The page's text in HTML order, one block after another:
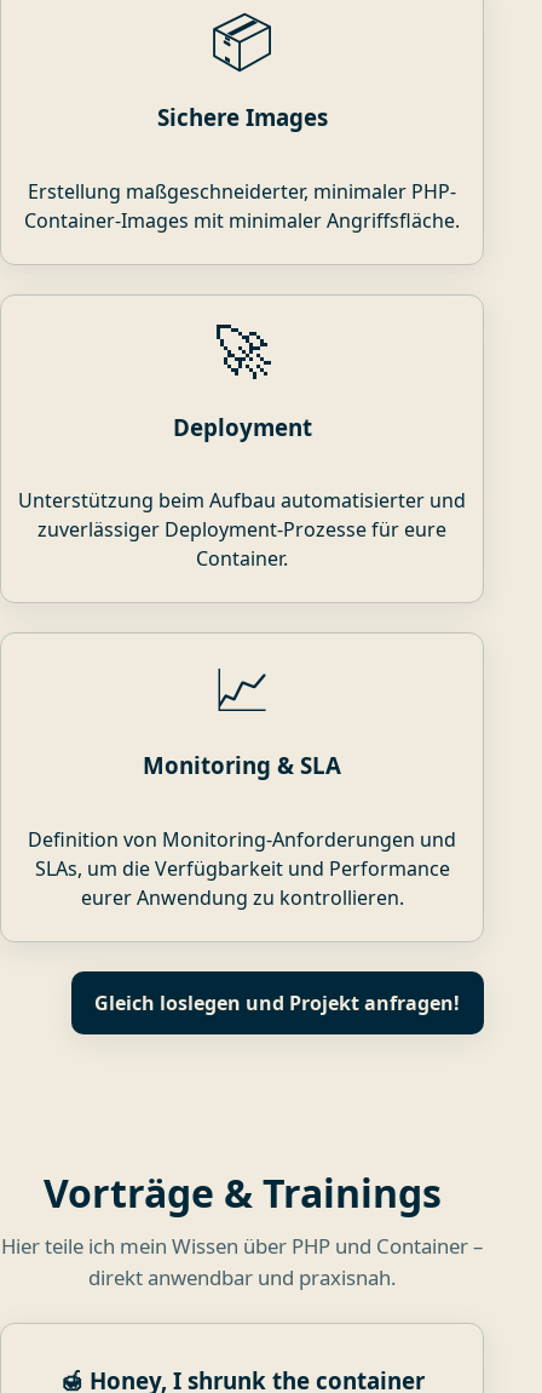
📦
Sichere Images
Erstellung maßgeschneiderter, minimaler PHP-
Container-Images mit minimaler Angriffsfläche.
🚀
Deployment
Unterstützung beim Aufbau automatisierter und
zuverlässiger Deployment-Prozesse für eure
Container.
📈
Monitoring & SLA
Definition von Monitoring-Anforderungen und
SLAs, um die Verfügbarkeit und Performance
eurer Anwendung zu kontrollieren.
Gleich loslegen und Projekt anfragen!
Vorträge & Trainings
Hier teile ich mein Wissen über PHP und Container –
direkt anwendbar und praxisnah.
🍯 Honey, I shrunk the container